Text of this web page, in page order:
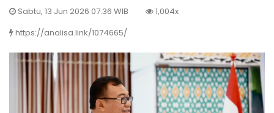
Sabtu, 13 Jun 2026 07:36 WIB
1,004x
https://analisa.link/1074665/